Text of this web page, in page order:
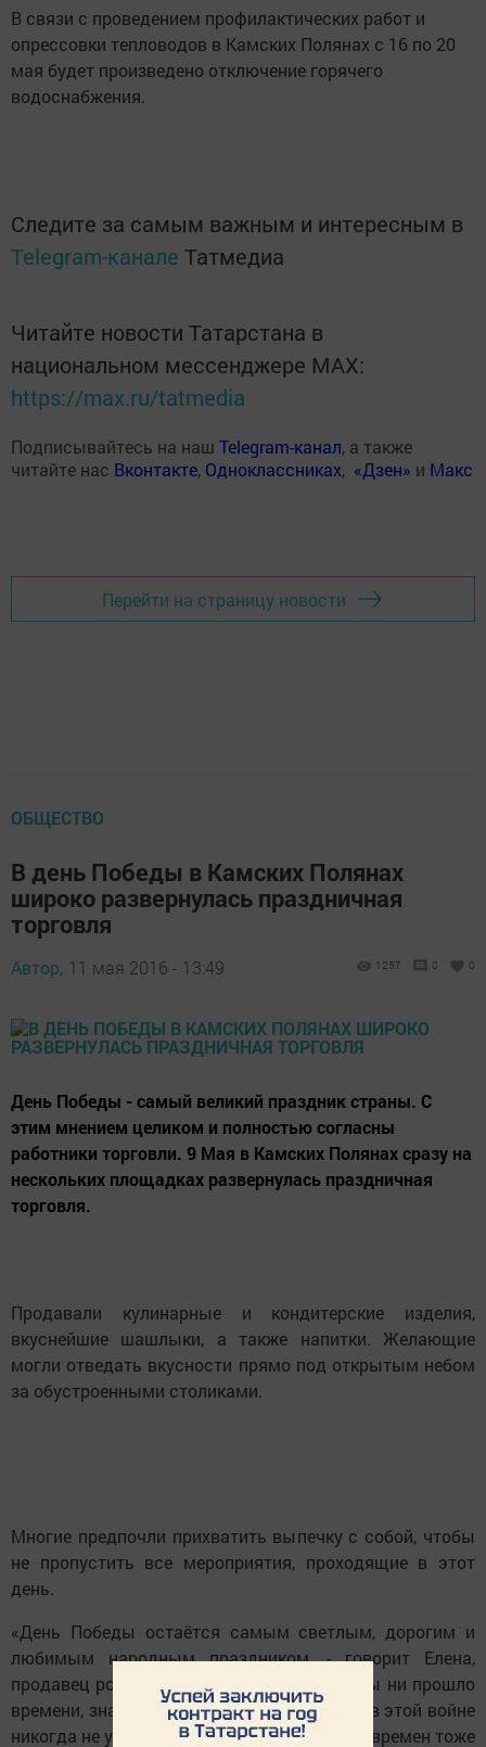
В связи с проведением профилактических работ и
опрессовки тепловодов в Камских Полянах с 16 по 20
мая будет произведено отключение горячего
водоснабжения.
Следите за самым важным и интересным в
Telegram-канале Татмедиа
Читайте новости Татарстана в
национальном мессенджере MАХ:
https://max.ru/tatmedia
Подписывайтесь на наш Telegram-канал, а также
читайте нас Вконтакте, Одноклассниках, «Дзен» и Макс
Перейти на страницу новости
ОБЩЕСТВО
В день Победы в Камских Полянах
широко развернулась праздничная
торговля
Автор, 11 мая 2016 - 13:49 1257 0 0
День Победы - самый великий праздник страны. С
этим мнением целиком и полностью согласны
работники торговли. 9 Мая в Камских Полянах сразу на
нескольких площадках развернулась праздничная
торговля.
Продавали кулинарные и кондитерские изделия,
вкуснейшие шашлыки, а также напитки. Желающие
могли отведать вкусности прямо под открытым небом
за обустроенными столиками.
Многие предпочли прихватить выпечку с собой, чтобы
не пропустить все мероприятия, проходящие в этот
день.
«День Победы остаётся самым светлым, дорогим и
любимым народным праздником, - говорит Елена,
продавец розничной торговли. - Сколько бы ни прошло
времени, значение подвига нашего народа в этой войне
никогда не уменьшится, и слава героев тех времен тоже